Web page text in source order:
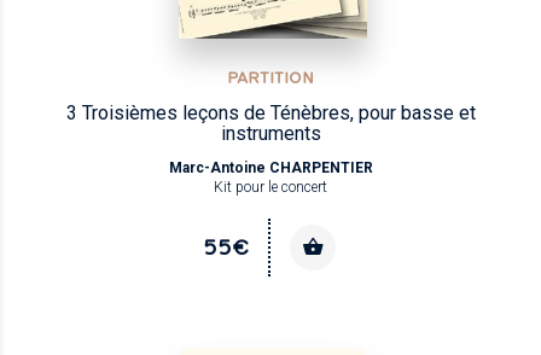
PARTITION
3 Troisièmes leçons de Ténèbres, pour basse et
instruments
Marc-Antoine CHARPENTIER
Kit pour le concert
55€